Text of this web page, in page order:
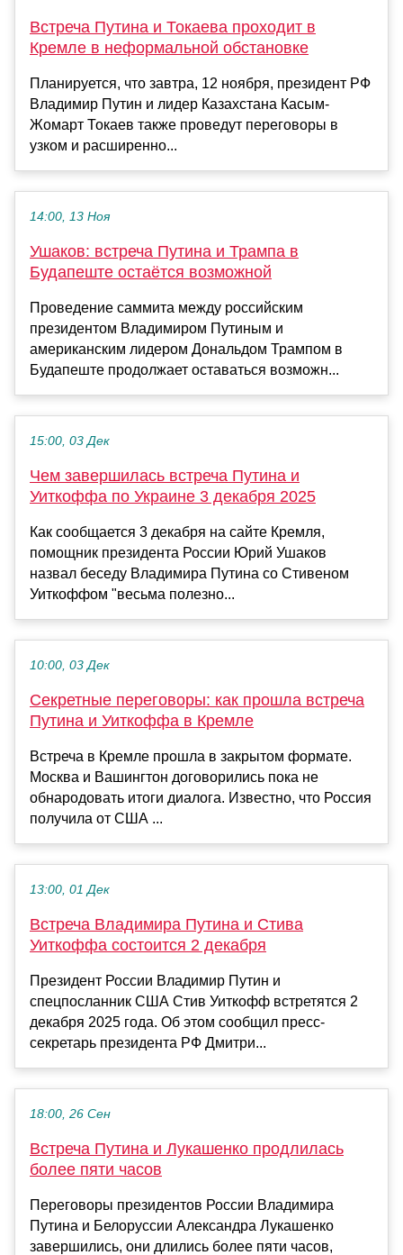
Встреча Путина и Токаева проходит в
Кремле в неформальной обстановке
Планируется, что завтра, 12 ноября, президент РФ
Владимир Путин и лидер Казахстана Касым-
Жомарт Токаев также проведут переговоры в
узком и расширенно...
14:00, 13 Ноя
Ушаков: встреча Путина и Трампа в
Будапеште остаётся возможной
Проведение саммита между российским
президентом Владимиром Путиным и
американским лидером Дональдом Трампом в
Будапеште продолжает оставаться возможн...
15:00, 03 Дек
Чем завершилась встреча Путина и
Уиткоффа по Украине 3 декабря 2025
Как сообщается 3 декабря на сайте Кремля,
помощник президента России Юрий Ушаков
назвал беседу Владимира Путина со Стивеном
Уиткоффом "весьма полезно...
10:00, 03 Дек
Секретные переговоры: как прошла встреча
Путина и Уиткоффа в Кремле
Встреча в Кремле прошла в закрытом формате.
Москва и Вашингтон договорились пока не
обнародовать итоги диалога. Известно, что Россия
получила от США ...
13:00, 01 Дек
Встреча Владимира Путина и Стива
Уиткоффа состоится 2 декабря
Президент России Владимир Путин и
спецпосланник США Стив Уиткофф встретятся 2
декабря 2025 года. Об этом сообщил пресс-
секретарь президента РФ Дмитри...
18:00, 26 Сен
Встреча Путина и Лукашенко продлилась
более пяти часов
Переговоры президентов России Владимира
Путина и Белоруссии Александра Лукашенко
завершились, они длились более пяти часов,